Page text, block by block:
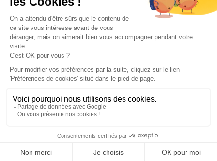
Mentions légales
Politique de cookies
Gérer les cookies
Contacts